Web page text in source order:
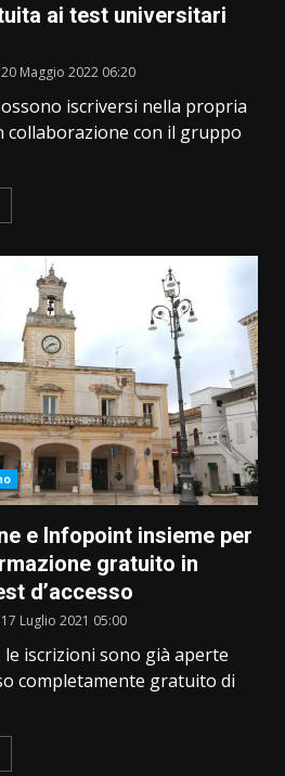
ai test universitari
20 Maggio 2022 06:20
iscriversi nella propria
collaborazione con il gruppo
e Infopoint insieme per
gratuito in
d’accesso
17 Luglio 2021 05:00
iscrizioni sono già aperte
completamente gratuito di